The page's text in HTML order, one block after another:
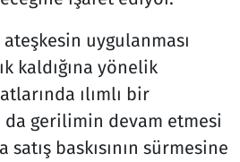
uygulanması
kaldığına yönelik
ılımlı bir
da gerilimin devam etmesi
baskısının sürmesine